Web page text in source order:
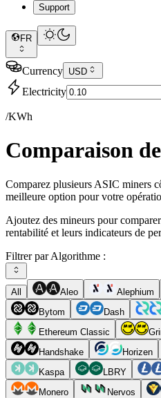
Support
FR
Currency USD
Electricity
/KWh
Comparaison
Comparez plusieurs ASIC miners
meilleure option pour votre
Ajoutez des mineurs pour
rentabilité et leurs indicateurs de
Filtrer par Algorithme :
All Aleo Alephium
Bytom
Dash
Ethereum Classic
Handshake
Horizen
Kaspa
LBRY
Monero
Nervos